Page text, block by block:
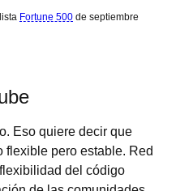
Fortune 500 de septiembre
Eso quiere decir que
flexible pero estable. Red
del código